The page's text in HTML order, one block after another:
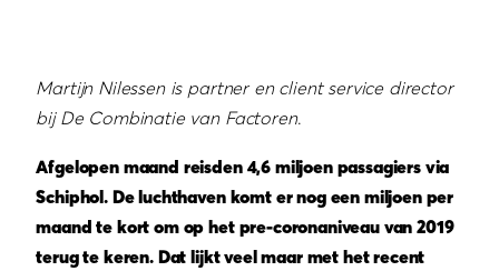
Martijn Nilessen is partner en client service director
bij De Combinatie van Factoren.
Afgelopen maand reisden 4,6 miljoen passagiers via
Schiphol. De luchthaven komt er nog een miljoen per
maand te kort om op het pre-coronaniveau van 2019
terug te keren. Dat lijkt veel maar met het recent